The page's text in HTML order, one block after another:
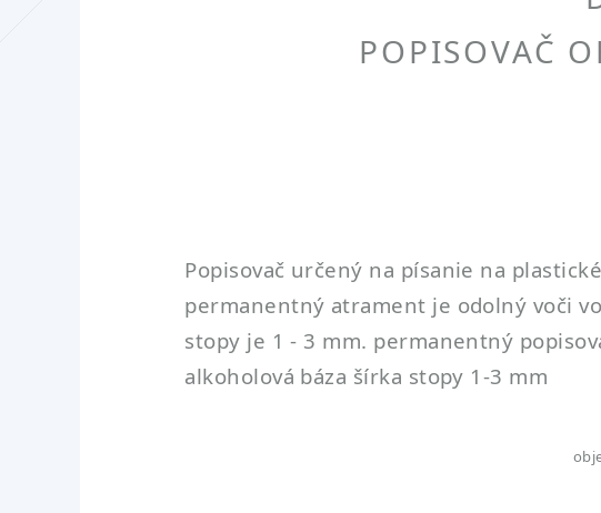
POPISOVAČ
Popisovač určený na písanie na
permanentný atrament je odolný voči
stopy je 1 - 3 mm. permanentný
alkoholová báza šírka stopy 1-3 mm